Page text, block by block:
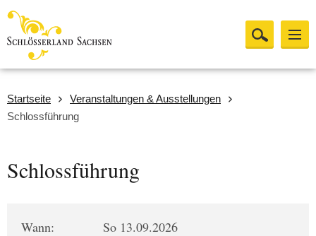
Startseite
Veranstaltungen & Ausstellungen
Schlossführung
Schlossführung
Wann:
So 13.09.2026